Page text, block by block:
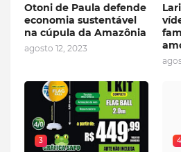
Otoni de Paula defende
economia sustentável
na cúpula da Amazônia
agosto 12, 2023
3 4